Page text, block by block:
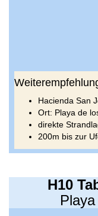
Hacienda San
Ort: Playa de
direkte
200m bis zur
H10